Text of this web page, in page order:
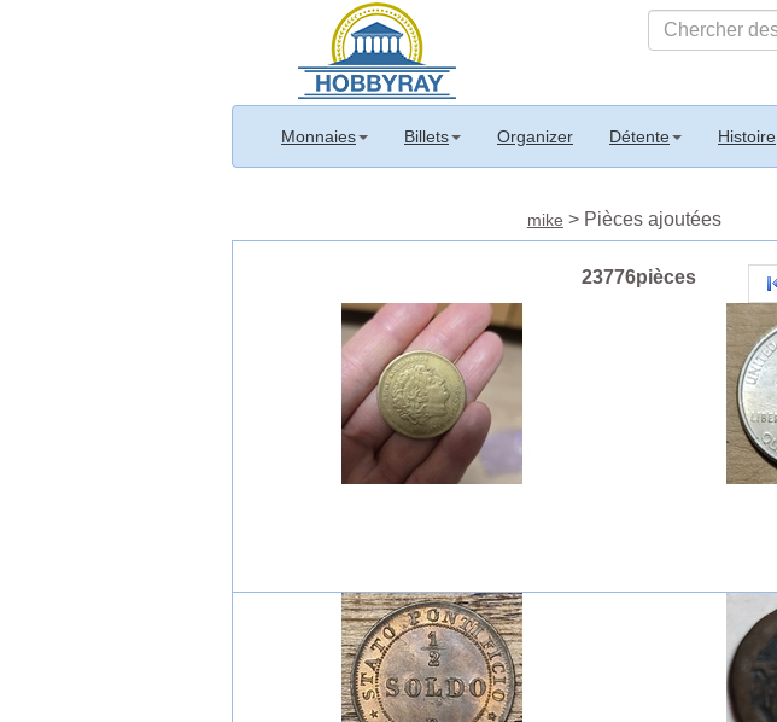
Monnaies Billets Organizer Détente Histoire
mike > Pièces ajoutées
23776pièces